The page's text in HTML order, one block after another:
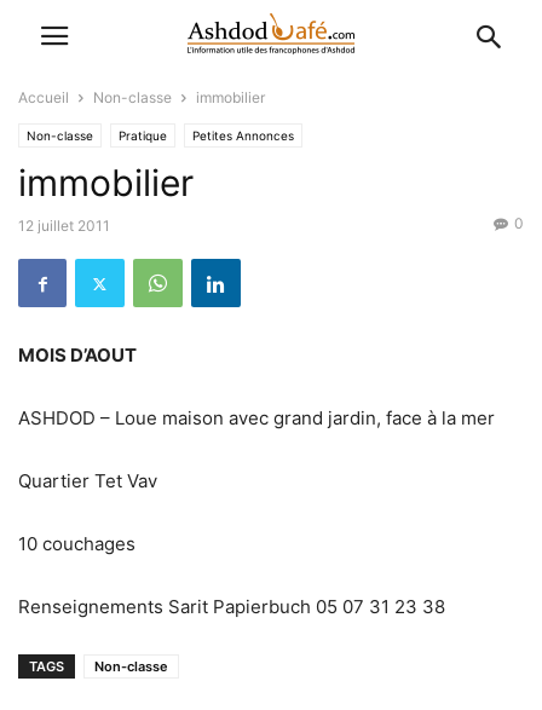
Accueil Non-classe immobilier
Non-classe Pratique Petites Annonces
immobilier
12 juillet 2011 0
MOIS D’AOUT
ASHDOD – Loue maison avec grand jardin, face à la mer
Quartier Tet Vav
10 couchages
Renseignements Sarit Papierbuch 05 07 31 23 38
TAGS Non-classe